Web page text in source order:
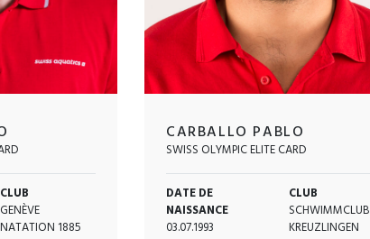
CLUB
GENÈVE
NATATION 1885
CARBALLO PABLO
SWISS OLYMPIC ELITE CARD
DATE DE
NAISSANCE
03.07.1993
CLUB
SCHWIMMCLUB
KREUZLINGEN